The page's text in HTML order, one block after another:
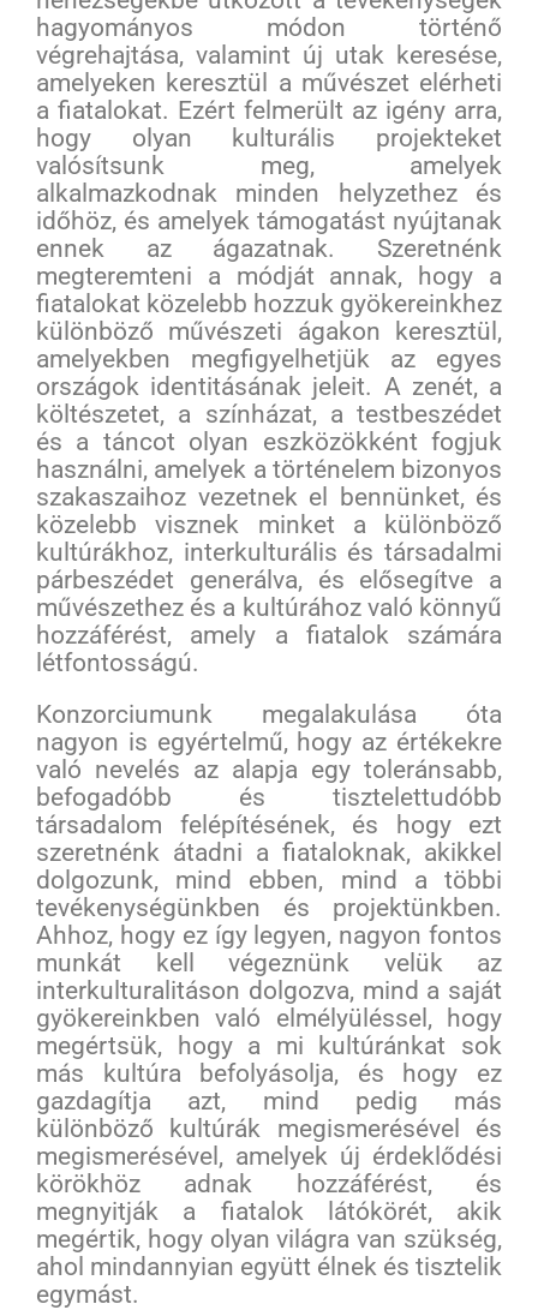
hagyományos módon történő
végrehajtása, valamint új utak keresése,
amelyeken keresztül a művészet elérheti
a fiatalokat. Ezért felmerült az igény arra,
hogy olyan kulturális projekteket
valósítsunk meg, amelyek
alkalmazkodnak minden helyzethez és
időhöz, és amelyek támogatást nyújtanak
ennek az ágazatnak. Szeretnénk
megteremteni a módját annak, hogy a
fiatalokat közelebb hozzuk gyökereinkhez
különböző művészeti ágakon keresztül,
amelyekben megfigyelhetjük az egyes
országok identitásának jeleit. A zenét, a
költészetet, a színházat, a testbeszédet
és a táncot olyan eszközökként fogjuk
használni, amelyek a történelem bizonyos
szakaszaihoz vezetnek el bennünket, és
közelebb visznek minket a különböző
kultúrákhoz, interkulturális és társadalmi
párbeszédet generálva, és elősegítve a
művészethez és a kultúrához való könnyű
hozzáférést, amely a fiatalok számára
létfontosságú.
Konzorciumunk megalakulása óta
nagyon is egyértelmű, hogy az értékekre
való nevelés az alapja egy toleránsabb,
befogadóbb és tisztelettudóbb
társadalom felépítésének, és hogy ezt
szeretnénk átadni a fiataloknak, akikkel
dolgozunk, mind ebben, mind a többi
tevékenységünkben és projektünkben.
Ahhoz, hogy ez így legyen, nagyon fontos
munkát kell végeznünk velük az
interkulturalitáson dolgozva, mind a saját
gyökereinkben való elmélyüléssel, hogy
megértsük, hogy a mi kultúránkat sok
más kultúra befolyásolja, és hogy ez
gazdagítja azt, mind pedig más
különböző kultúrák megismerésével és
megismerésével, amelyek új érdeklődési
körökhöz adnak hozzáférést, és
megnyitják a fiatalok látókörét, akik
megértik, hogy olyan világra van szükség,
ahol mindannyian együtt élnek és tisztelik
egymást.